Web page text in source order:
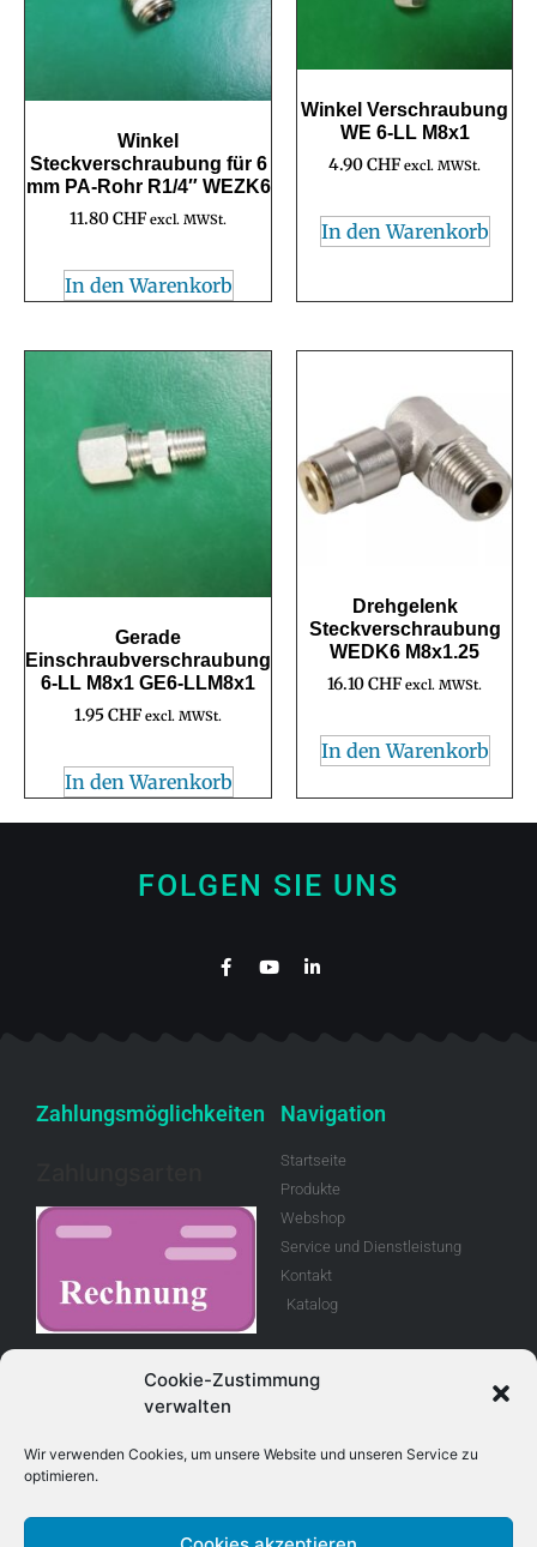
Cookie-Zustimmung
verwalten
Wir verwenden Cookies, um unsere Website und unseren Service zu
optimieren.
Winkel
Steckverschraubung für 6
mm PA-Rohr R1/4″ WEZK6
11.80CHF excl. MWSt.
In den Warenkorb
Winkel Verschraubung
WE 6-LL M8x1
4.90CHF excl. MWSt.
In den Warenkorb
Gerade
Einschraubverschraubung
6-LL M8x1 GE6-LLM8x1
1.95CHF excl. MWSt.
In den Warenkorb
Drehgelenk
Steckverschraubung
WEDK6 M8x1.25
16.10CHF excl. MWSt.
In den Warenkorb
FOLGEN SIE UNS
Zahlungsmöglichkeiten
Geschäftsbedingungen
Retouren
Navigation
Startseite
Produkte
Webshop
Service und Dienstleistung
Kontakt
Katalog